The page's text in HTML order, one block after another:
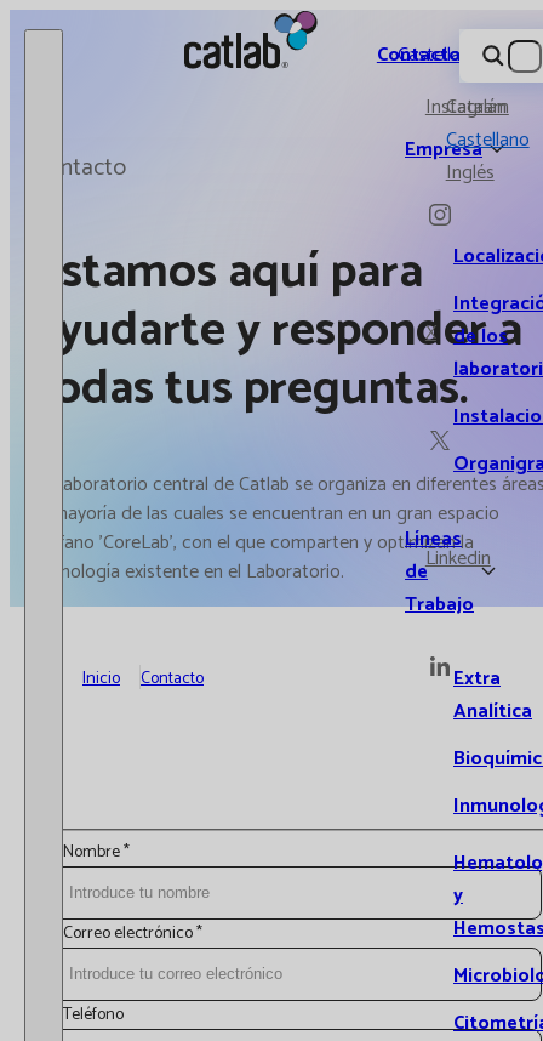
Catlab.
Empresa
de los
Líneas
de
Trabajo
Extra
Analítica
y
Contacto
Instagram
X
Linkedin
Castellano
Catalán
Castellano
Inglés
Contacto
Estamos aquí para
ayudarte y responder a
todas tus preguntas.
El Laboratorio central de Catlab se organiza en diferentes
la mayoría de las cuales se encuentran en un gran espacio
diáfano 'CoreLab', con el que comparten y optimizan la
tecnología existente en el Laboratorio.
Inicio Contacto
Nombre*
Correo electrónico*
Teléfono